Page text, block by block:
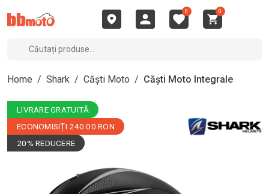
0 0
Home / Shark / Căști Moto / Căști Moto Integrale
LIVRARE GRATUITĂ
ECONOMISIȚI 240.00 RON
20% REDUCERE